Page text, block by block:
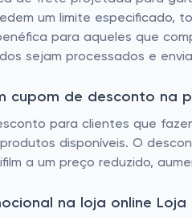
um limite especificado,
para aqueles que
sejam processados ​​e
cupom de desconto na
para clientes que
disponíveis. O
a um preço reduzido,
na loja online Loja